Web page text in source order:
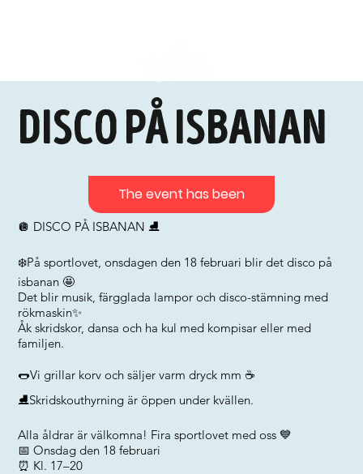
Disco på Isbanan
🪩 DISCO PÅ ISBANAN ⛸️
❄️På sportlovet, onsdagen den 18 februari blir det disco på
isbanan 🤩
Det blir musik, färgglada lampor och disco-stämning med
rökmaskin✨
Åk skridskor, dansa och ha kul med kompisar eller med
familjen.
🌭Vi grillar korv och säljer varm dryck mm ☕
⛸️Skridskouthyrning är öppen under kvällen.
Alla åldrar är välkomna! Fira sportlovet med oss 💙
📅 Onsdag den 18 februari
⏰ Kl. 17–20
The event has been